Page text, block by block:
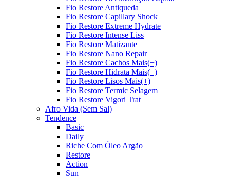
Fio Restore Antiqueda
Fio Restore Capillary Shock
Fio Restore Extreme Hydrate
Fio Restore Intense Liss
Fio Restore Matizante
Fio Restore Nano Repair
Fio Restore Cachos Mais(+)
Fio Restore Hidrata Mais(+)
Fio Restore Lisos Mais(+)
Fio Restore Termic Selagem
Fio Restore Vigori Trat
Afro Vida (Sem Sal)
Tendence
Basic
Daily
Riche Com Óleo Argão
Restore
Action
Sun